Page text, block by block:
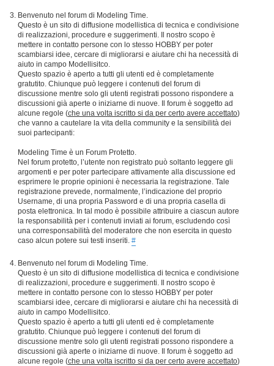
Benvenuto nel forum di Modeling Time.
Questo è un sito di diffusione modellistica di tecnica e condivisione
di realizzazioni, procedure e suggerimenti. Il nostro scopo è
mettere in contatto persone con lo stesso HOBBY per poter
scambiarsi idee, cercare di migliorarsi e aiutare chi ha necessità di
aiuto in campo Modellisitco.
Questo spazio è aperto a tutti gli utenti ed è completamente
gratutito. Chiunque può leggere i contenuti del forum di
discussione mentre solo gli utenti registrati possono rispondere a
discussioni già aperte o iniziarne di nuove. Il forum è soggetto ad
alcune regole (che una volta iscritto si da per certo avere accettato)
che vanno a cautelare la vita della community e la sensibilità dei
suoi partecipanti:
Modeling Time è un Forum Protetto.
Nel forum protetto, l’utente non registrato può soltanto leggere gli
argomenti e per poter partecipare attivamente alla discussione ed
esprimere le proprie opinioni è necessaria la registrazione. Tale
registrazione prevede, normalmente, l’indicazione del proprio
Username, di una propria Password e di una propria casella di
posta elettronica. In tal modo è possibile attribuire a ciascun autore
la responsabilità per i contenuti inviati ai forum, escludendo così
una corresponsabilità del moderatore che non esercita in questo
caso alcun potere sui testi inseriti. #
Benvenuto nel forum di Modeling Time.
Questo è un sito di diffusione modellistica di tecnica e condivisione
di realizzazioni, procedure e suggerimenti. Il nostro scopo è
mettere in contatto persone con lo stesso HOBBY per poter
scambiarsi idee, cercare di migliorarsi e aiutare chi ha necessità di
aiuto in campo Modellisitco.
Questo spazio è aperto a tutti gli utenti ed è completamente
gratutito. Chiunque può leggere i contenuti del forum di
discussione mentre solo gli utenti registrati possono rispondere a
discussioni già aperte o iniziarne di nuove. Il forum è soggetto ad
alcune regole (che una volta iscritto si da per certo avere accettato)